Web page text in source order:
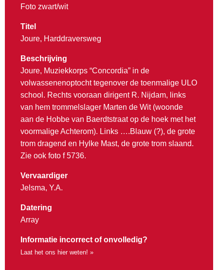
Foto zwart/wit
Titel
Joure, Harddraversweg
Beschrijving
Joure, Muziekkorps “Concordia” in de
volwassenenoptocht tegenover de toenmalige ULO
school. Rechts vooraan dirigent R. Nijdam, links
van hem trommelslager Marten de Wit (woonde
aan de Hobbe van Baerdtstraat op de hoek met het
voormalige Achterom). Links ….Blauw (?), de grote
trom dragend en Hylke Mast, de grote trom slaand.
Zie ook foto f 5736.
Vervaardiger
Jelsma, Y.A.
Datering
Array
Informatie incorrect of onvolledig?
Laat het ons hier weten! »